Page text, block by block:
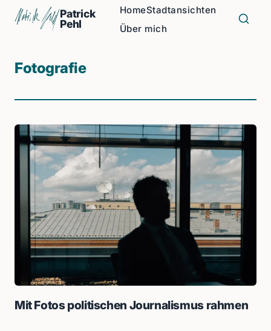
Patrick
Pehl
HomeStadtansichten
Über mich
Fotografie
Mit Fotos politischen Journalismus rahmen